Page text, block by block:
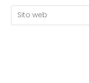
nome
utente
tuo
indirizzo
Inserisci
l'URL